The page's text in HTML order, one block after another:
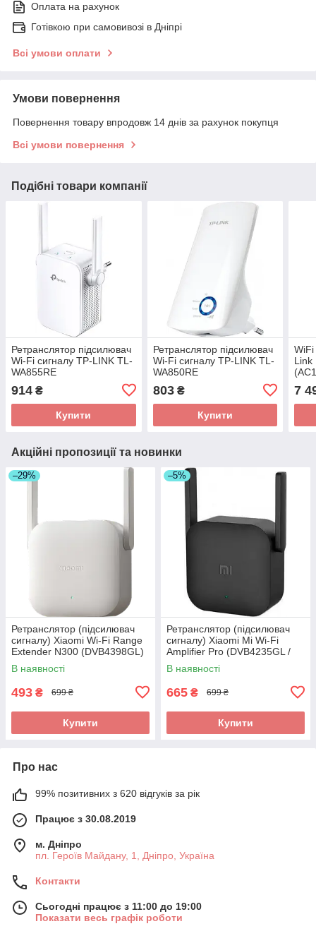
Оплата на рахунок
Готівкою при самовивозі в Дніпрі
Всі умови оплати
Умови повернення
Повернення товару впродовж 14 днів за рахунок покупця
Всі умови повернення
Подібні товари компанії
Ретранслятор підсилювач
Wi-Fi сигналу TP-LINK TL-
WA855RE
914 ₴
Купити
Ретранслятор підсилювач
Wi-Fi сигналу TP-LINK TL-
WA850RE
803₴
Купити
Link
7
Акційні пропозиції та новинки
–29%
Ретранслятор (підсилювач
сигналу) Xiaomi Wi-Fi Range
Extender N300 (DVB4398GL)
В наявності
493 ₴ 699 ₴
Купити
–5%
Ретранслятор (підсилювач
сигналу) Xiaomi Mi Wi-Fi
Amplifier Pro (DVB4235GL /
DVB4352GL)
В наявності
665 ₴ 699 ₴
Купити
Про нас
99% позитивних з 620 відгуків за рік
Працює з 30.08.2019
м. Дніпро
пл. Героїв Майдану, 1, Дніпро, Україна
Контакти
Сьогодні працює з 11:00 до 19:00
Показати весь графік роботи